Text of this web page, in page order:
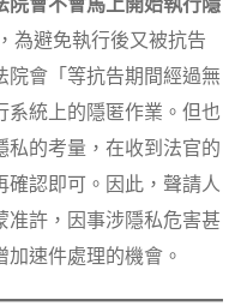
為避免執行後又被抗告
院會「等抗告期間經過無
系統上的隱匿作業。但也
私的考量，在收到法官的
認即可。因此，聲請人
准許，因事涉隱私危害甚
速件處理的機會。